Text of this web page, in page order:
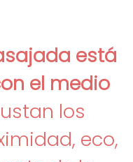
está
el medio
los
eco,